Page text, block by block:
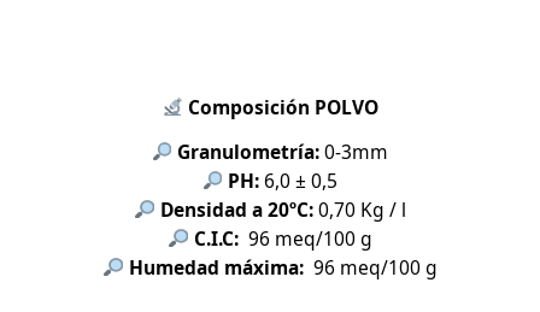
Composición POLVO
Granulometría:0-3mm
PH:6,0 ± 0,5
Densidad a 20ºC:0,70 Kg / l
C.I.C: 96 meq/100 g
Humedad máxima: 96 meq/100 g